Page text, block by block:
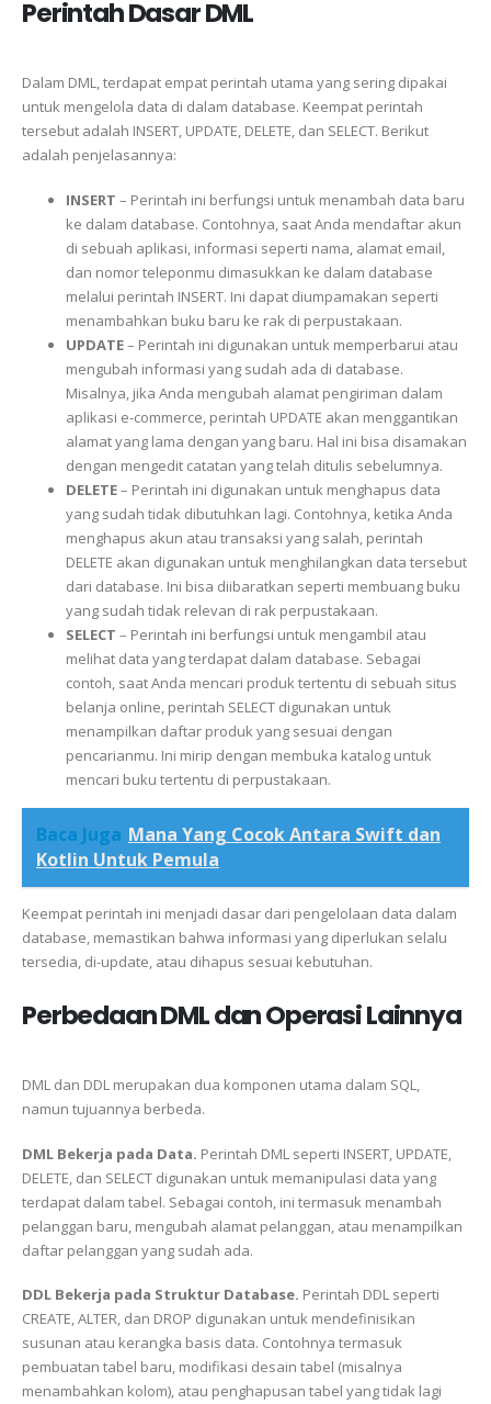
Perintah Dasar DML
Dalam DML, terdapat empat perintah utama yang sering dipakai
untuk mengelola data di dalam database. Keempat perintah
tersebut adalah INSERT, UPDATE, DELETE, dan SELECT. Berikut
adalah penjelasannya:
INSERT – Perintah ini berfungsi untuk menambah data baru
ke dalam database. Contohnya, saat Anda mendaftar akun
di sebuah aplikasi, informasi seperti nama, alamat email,
dan nomor teleponmu dimasukkan ke dalam database
melalui perintah INSERT. Ini dapat diumpamakan seperti
menambahkan buku baru ke rak di perpustakaan.
UPDATE– Perintah ini digunakan untuk memperbarui atau
mengubah informasi yang sudah ada di database.
Misalnya, jika Anda mengubah alamat pengiriman dalam
aplikasi e-commerce, perintah UPDATE akan menggantikan
alamat yang lama dengan yang baru. Hal ini bisa disamakan
dengan mengedit catatan yang telah ditulis sebelumnya.
DELETE– Perintah ini digunakan untuk menghapus data
yang sudah tidak dibutuhkan lagi. Contohnya, ketika Anda
menghapus akun atau transaksi yang salah, perintah
DELETE akan digunakan untuk menghilangkan data tersebut
dari database. Ini bisa diibaratkan seperti membuang buku
yang sudah tidak relevan di rak perpustakaan.
SELECT – Perintah ini berfungsi untuk mengambil atau
melihat data yang terdapat dalam database. Sebagai
contoh, saat Anda mencari produk tertentu di sebuah situs
belanja online, perintah SELECT digunakan untuk
menampilkan daftar produk yang sesuai dengan
pencarianmu. Ini mirip dengan membuka katalog untuk
mencari buku tertentu di perpustakaan.
Baca Juga Mana Yang Cocok Antara Swift dan
Kotlin Untuk Pemula
Keempat perintah ini menjadi dasar dari pengelolaan data dalam
database, memastikan bahwa informasi yang diperlukan selalu
tersedia, di-update, atau dihapus sesuai kebutuhan.
Perbedaan DML dan Operasi Lainnya
DML dan DDL merupakan dua komponen utama dalam SQL,
namun tujuannya berbeda.
DML Bekerja pada Data. Perintah DML seperti INSERT, UPDATE,
DELETE, dan SELECT digunakan untuk memanipulasi data yang
terdapat dalam tabel. Sebagai contoh, ini termasuk menambah
pelanggan baru, mengubah alamat pelanggan, atau menampilkan
daftar pelanggan yang sudah ada.
DDL Bekerja pada Struktur Database. Perintah DDL seperti
CREATE, ALTER, dan DROP digunakan untuk mendefinisikan
susunan atau kerangka basis data. Contohnya termasuk
pembuatan tabel baru, modifikasi desain tabel (misalnya
menambahkan kolom), atau penghapusan tabel yang tidak lagi